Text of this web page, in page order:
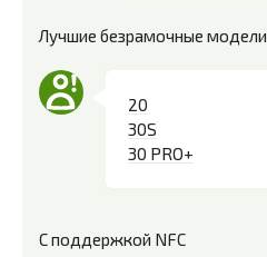
Лучшие безрамочные модели
20
30S
30 PRO+
С поддержкой NFC